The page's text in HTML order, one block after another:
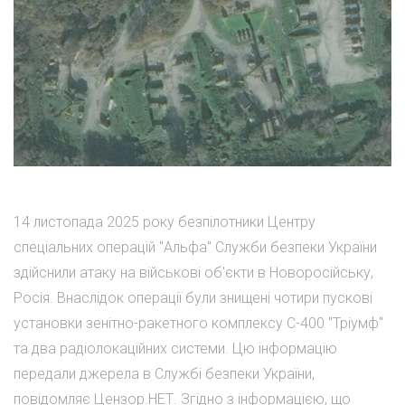
14 листопада 2025 року безпілотники Центру
спеціальних операцій "Альфа" Служби безпеки України
здійснили атаку на військові об'єкти в Новоросійську,
Росія. Внаслідок операції були знищені чотири пускові
установки зенітно-ракетного комплексу С-400 "Тріумф"
та два радіолокаційних системи. Цю інформацію
передали джерела в Службі безпеки України,
повідомляє Цензор.НЕТ. Згідно з інформацією, що